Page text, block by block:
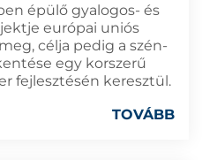
épülő gyalogos- és
európai uniós
célja pedig a szén-
egy korszerű
fejlesztésén keresztül.
TOVÁBB